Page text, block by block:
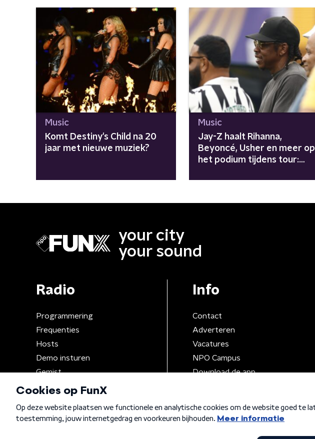
Music
Komt Destiny's Child na 20
jaar met nieuwe muziek?
Music
Jay-Z haalt Rihanna,
Beyoncé, Usher en meer op
het podium tijdens tour:
meegenomen"
your city
your sound
Radio
Programmering
Frequenties
Hosts
Demo insturen
Gemist
Info
Contact
Adverteren
Vacatures
NPO Campus
Download de app
Algemene voorwaarden Privacybeleid